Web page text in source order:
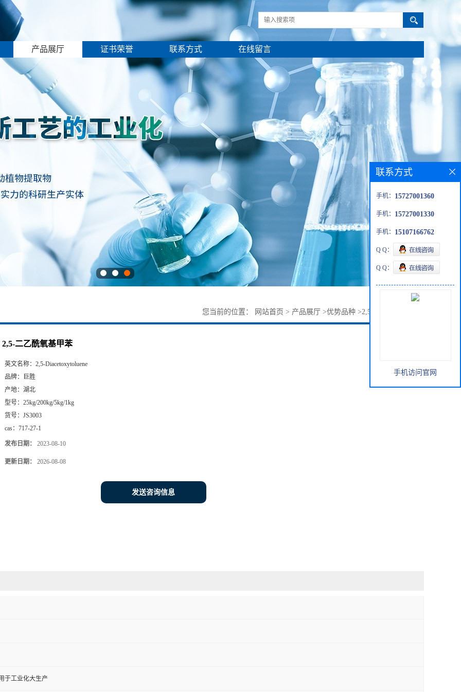
产品展厅 证书荣誉 联系方式 在线留言
您当前的位置： 网站首页 > 产品展厅 >优势品种 >2,5-二乙酰氧基甲苯
2,5-二乙酰氧基甲苯
英文名称： 2,5-Diacetoxytoluene
品牌：
巨胜
产地： 湖北
型号： 25kg/200kg/5kg/1kg
货号： JS3003
cas： 717-27-1
发布日期： 2023-08-10
更新日期： 2026-08-08
发送咨询信息
于工业化大生产
联系方式
手机： 15727001360
手机： 15727001330
手机： 15107166762
Q Q：
Q Q：
手机访问官网